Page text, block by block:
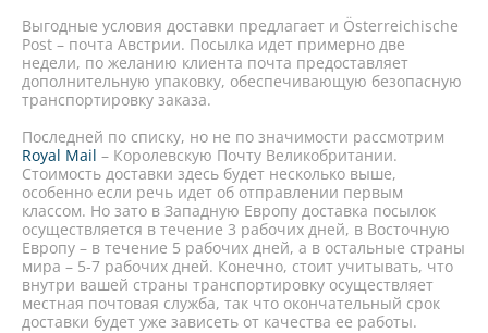
Выгодные условия доставки предлагает и Österreichische
Post – почта Австрии. Посылка идет примерно две
недели, по желанию клиента почта предоставляет
дополнительную упаковку, обеспечивающую безопасную
транспортировку заказа.
Последней по списку, но не по значимости рассмотрим
Royal Mail – Королевскую Почту Великобритании.
Стоимость доставки здесь будет несколько выше,
особенно если речь идет об отправлении первым
классом. Но зато в Западную Европу доставка посылок
осуществляется в течение 3 рабочих дней, в Восточную
Европу – в течение 5 рабочих дней, а в остальные страны
мира – 5-7 рабочих дней. Конечно, стоит учитывать, что
внутри вашей страны транспортировку осуществляет
местная почтовая служба, так что окончательный срок
доставки будет уже зависеть от качества ее работы.